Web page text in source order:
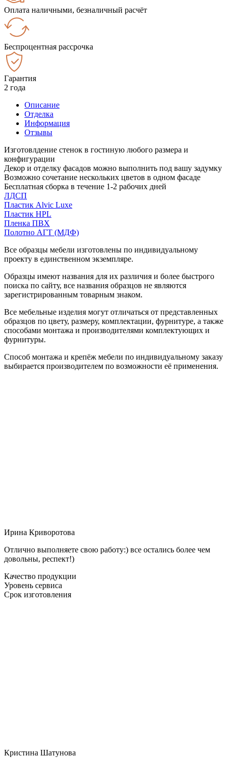
Оплата наличными, безналичный расчёт
Беспроцентная рассрочка
Гарантия
2 года
Описание
Отделка
Информация
Отзывы
Изготовлдение стенок в гостиную любого размера и
конфигурации
Декор и отделку фасадов можно выполнить под вашу задумку
Возможно сочетание нескольких цветов в одном фасаде
Бесплатная сборка в течение 1-2 рабочих дней
ЛДСП
Пластик Alvic Luxe
Пластик HPL
Пленка ПВХ
Полотно АГТ (МДФ)
Все образцы мебели изготовлены по индивидуальному
проекту в единственном экземпляре.
Образцы имеют названия для их различия и более быстрого
поиска по сайту, все названия образцов не являются
зарегистрированным товарным знаком.
Все мебельные изделия могут отличаться от представленных
образцов по цвету, размеру, комплектации, фурнитуре, а также
способами монтажа и производителями комплектующих и
фурнитуры.
Способ монтажа и крепёж мебели по индивидуальному заказу
выбирается производителем по возможности её применения.
Ирина Криворотова
Отлично выполняете свою работу:) все остались более чем
довольны, респект!)
Качество продукции
Уровень сервиса
Срок изготовления
Кристина Шатунова